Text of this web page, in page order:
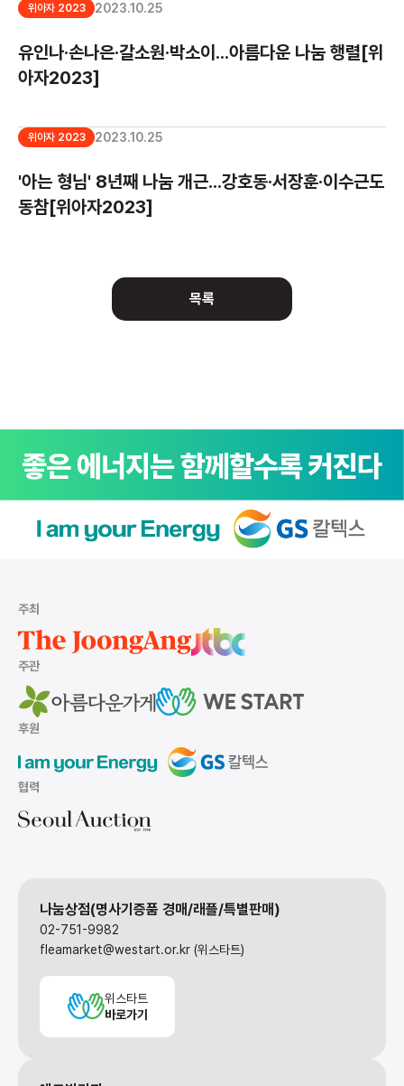
위아자 2023 2023.10.25
유인나·손나은·갈소원·박소이...아름다운 나눔 행렬[위
아자2023]
위아자 2023 2023.10.25
'아는 형님' 8년째 나눔 개근...강호동·서장훈·이수근도
동참[위아자2023]
목록
주최
주관
후원
협력
나눔상점(명사기증품 경매/래플/특별판매)
02-751-9982
fleamarket@westart.or.kr (위스타트)
위스타트
바로가기